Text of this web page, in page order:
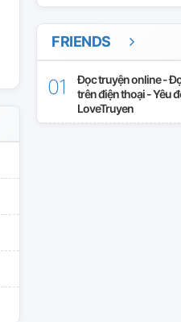
romance
FRIENDS
Đọc truyện online -
trên điện thoại - Yêu
LoveTruyen